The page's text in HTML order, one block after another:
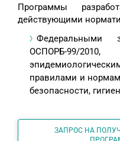
Программы
действующими
Федеральными
ОСПОРБ-99/
правилами и
безопасности,
ЗАПРОС НА